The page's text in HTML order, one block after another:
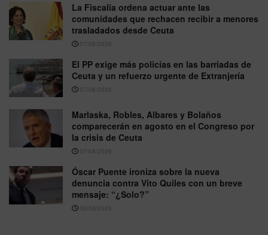
La Fiscalía ordena actuar ante las
comunidades que rechacen recibir a menores
trasladados desde Ceuta
07/08/2026
El PP exige más policías en las barriadas de
Ceuta y un refuerzo urgente de Extranjería
07/08/2026
Marlaska, Robles, Albares y Bolaños
comparecerán en agosto en el Congreso por
la crisis de Ceuta
07/08/2026
Óscar Puente ironiza sobre la nueva
denuncia contra Vito Quiles con un breve
mensaje: “¿Solo?”
06/08/2026